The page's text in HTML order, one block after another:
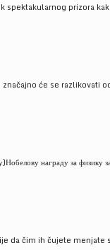
prizora
će se
награду за физику
čim ih čujete menjate